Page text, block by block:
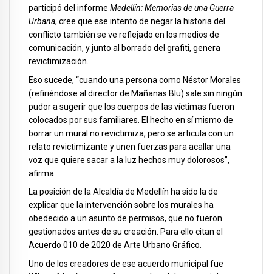
participó del informe Medellín: Memorias de una Guerra
Urbana, cree que ese intento de negar la historia del
conflicto también se ve reflejado en los medios de
comunicación, y junto al borrado del grafiti, genera
revictimización.
Eso sucede, “cuando una persona como Néstor Morales
(refiriéndose al director de Mañanas Blu) sale sin ningún
pudor a sugerir que los cuerpos de las víctimas fueron
colocados por sus familiares. El hecho en sí mismo de
borrar un mural no revictimiza, pero se articula con un
relato revictimizante y unen fuerzas para acallar una
voz que quiere sacar a la luz hechos muy dolorosos”,
afirma.
La posición de la Alcaldía de Medellín ha sido la de
explicar que la intervención sobre los murales ha
obedecido a un asunto de permisos, que no fueron
gestionados antes de su creación. Para ello citan el
Acuerdo 010 de 2020 de Arte Urbano Gráfico.
Uno de los creadores de ese acuerdo municipal fue